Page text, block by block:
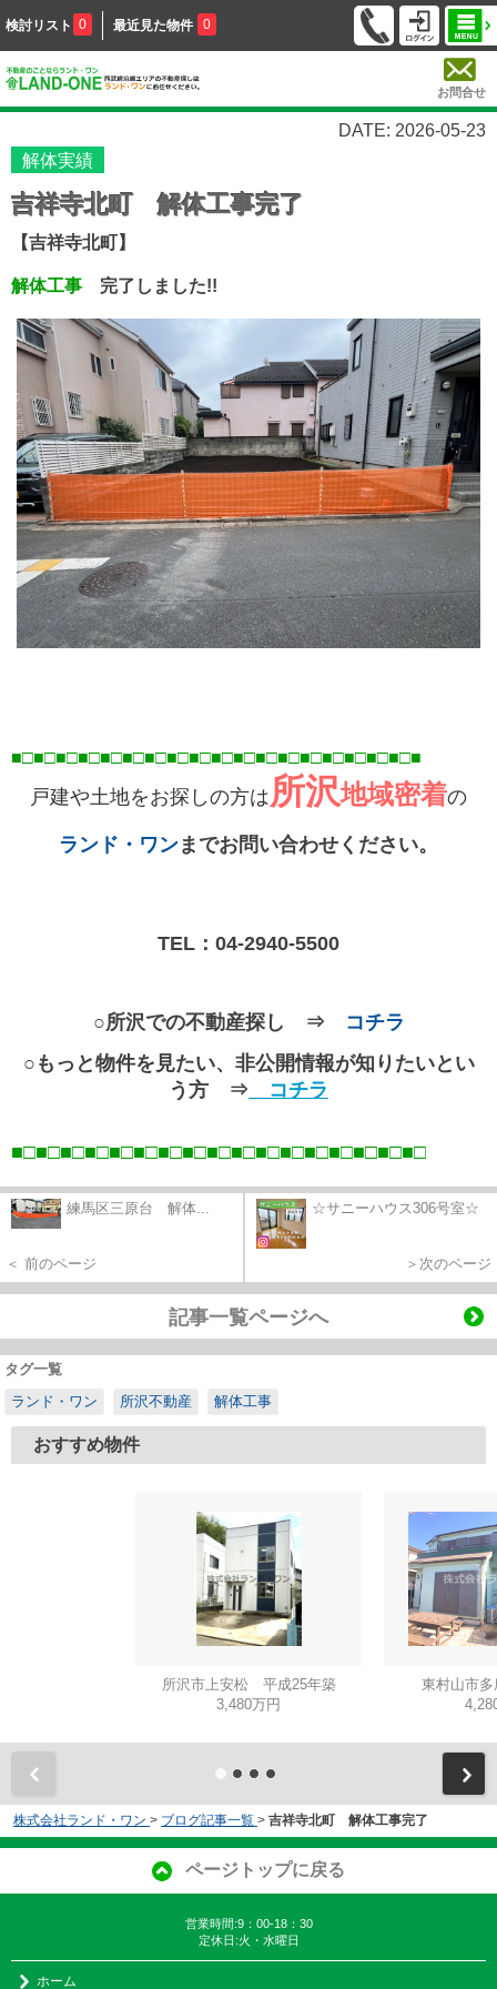
検討リスト 0 最近見た物件 0
お問合せ
DATE: 2026-05-23
解体実績
吉祥寺北町 解体工事完了
【吉祥寺北町】
解体工事 完了しました!!
■□■□■□■□■□■□■□■□■□■□■□■□■□■□■□■□■□■□■
戸建や土地をお探しの方は 所沢地域密着の
ランド・ワンまでお問い合わせください。
TEL： 04-2940-5500
○所沢での不動産探し ⇒
コチラ
○もっと物件を見たい、非公開情報が知りたいとい
う方 ⇒
コチラ
■□■□■□■□■□■□■□■□■□■□■□■□■□■□■□■□■□
練馬区三原台 解体...
＜ 前のページ
☆サニーハウス306号室☆
＞次のページ
記事一覧ページへ
タグ一覧
ランド・ワン
所沢不動産 解体工事
おすすめ物件
所沢市上安松 平成25年築
3,480万円
東村山市
株式会社ランド・ワン > ブログ記事一覧 > 吉祥寺北町 解体工事完了
ページトップに戻る
営業時間:9：00-18：30
定休日:火・水曜日
ホーム